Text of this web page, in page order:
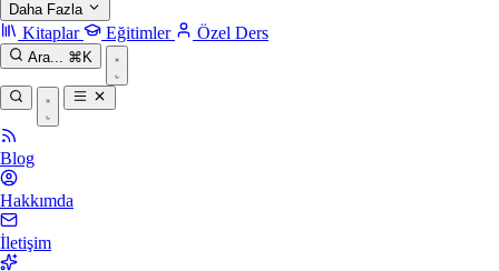
Daha Fazla
Kitaplar Eğitimler Özel Ders
Ara... ⌘K
Blog
Hakkımda
İletişim